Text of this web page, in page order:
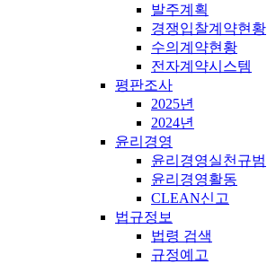
발주계획
경쟁입찰계약현황
수의계약현황
전자계약시스템
평판조사
2025년
2024년
윤리경영
윤리경영실천규범
윤리경영활동
CLEAN신고
법규정보
법령 검색
규정예고